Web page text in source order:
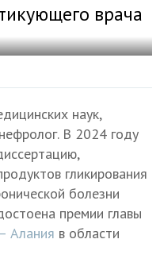
врача
наук,
В 2024 году
гликирования
болезни
премии главы
Алания в области